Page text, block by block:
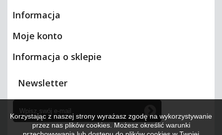
Informacja
Moje konto
Informacja o sklepie
Newsletter
Korzystając z naszej strony wyrażasz zgodę na wykorzystywanie
przez nas plików cookies. Możesz określić warunki